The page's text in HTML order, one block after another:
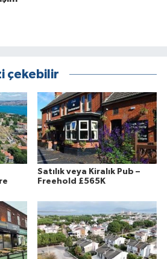
çekebilir
Satılık veya Kiralık Pub –
Freehold £565K